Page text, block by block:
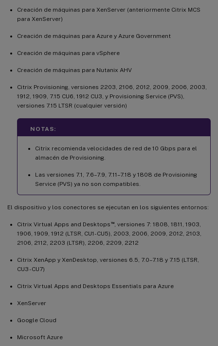
Creación de máquinas para XenServer (anteriormente Citrix MCS
para XenServer)
Creación de máquinas para Azure y Azure Government
Creación de máquinas para vSphere
Creación de máquinas para Nutanix AHV
Citrix Provisioning, versiones 2203, 2106, 2012, 2009, 2006, 2003,
1912, 1909, 7.15 CU6, 1912 CU3, y Provisioning Service (PVS),
versiones 7.15 LTSR (cualquier versión)
NOTAS:
Citrix recomienda velocidades de red de 10 Gbps para el
almacén de Provisioning.
Las versiones 7.1, 7.6–7.9, 7.11–7.18 y 1808 de Provisioning
Service (PVS) ya no son compatibles.
El dispositivo y los conectores se ejecutan en los siguientes entornos:
Citrix Virtual Apps and Desktops ™, versiones 7: 1808, 1811, 1903,
1906, 1909, 1912 (LTSR, CU1- CU5), 2003, 2006, 2009, 2012, 2103,
2106, 2112, 2203 (LTSR), 2206, 2209, 2212
Citrix XenApp y XenDesktop, versiones 6.5, 7.0–7.18 y 7.15 (LTSR,
CU3 - CU7)
Citrix Virtual Apps and Desktops Essentials para Azure
XenServer
Google Cloud
Microsoft Azure